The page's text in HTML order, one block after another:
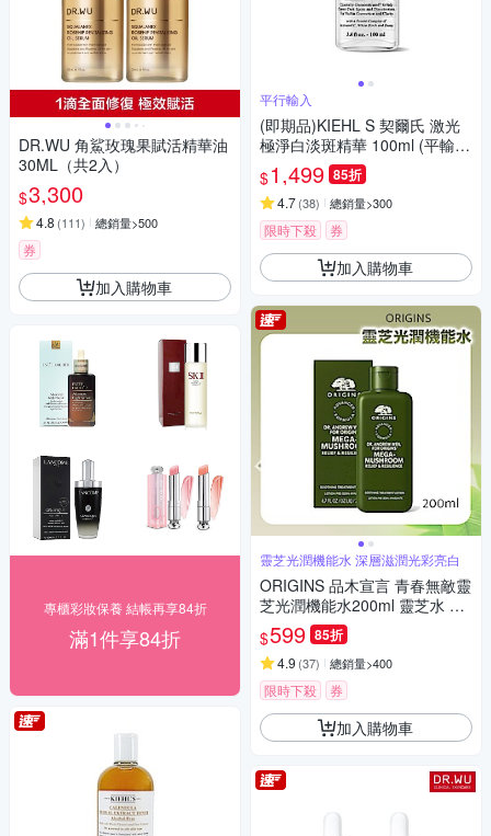
DR.WU 角鯊玫瑰果賦活精華油
30ML（共2入）
$3,300
4.8 (111) 總銷量>500
券
加入購物車
專櫃彩妝保養 結帳再享84折
滿1件享84折
平行輸入
(即期品)KIEHL S 契爾氏 激光
極淨白淡斑精華 100ml (平輸)
效期至20270501
$1,499 85折
4.7(38) 總銷量>300
限時下殺 券
加入購物車
靈芝光潤機能水 深層滋潤光彩亮白
ORIGINS 品木宣言 青春無敵靈
芝光潤機能水200ml 靈芝水 國
際航空版
$599 85折
4.9 (37) 總銷量>400
限時下殺 券
加入購物車